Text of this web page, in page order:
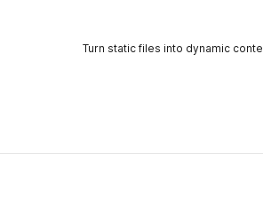
Turn static files into dynamic